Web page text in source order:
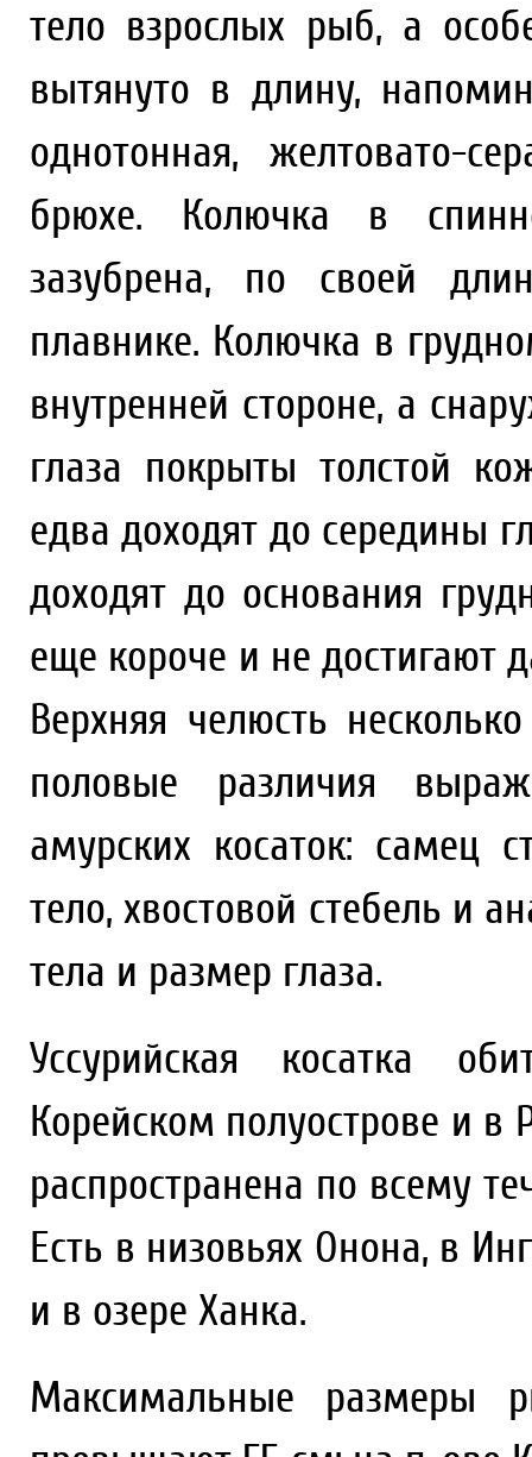
тело взрослых рыб, а
вытянуто в длину,
однотонная, желтовато-
брюхе. Колючка в
зазубрена, по своей
плавнике. Колючка в
внутренней стороне, а
глаза покрыты толстой
едва доходят до середины
доходят до основания
еще короче и не
Верхняя челюсть
половые различия
амурских косаток: самец
тело, хвостовой стебель и
тела и размер глаза.
Уссурийская косатка
Корейском полуострове и в
распространена по всему
Есть в низовьях Онона, в
и в озере Ханка.
Максимальные размеры